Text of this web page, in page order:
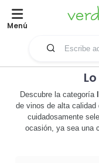
Menú
Descubre la categoría
de vinos de alta calidad
cuidadosamente
ocasión, ya sea una
simplemente para